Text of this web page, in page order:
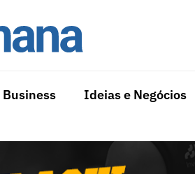
Business Ideias e Negócios